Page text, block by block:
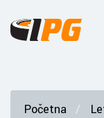
Početna